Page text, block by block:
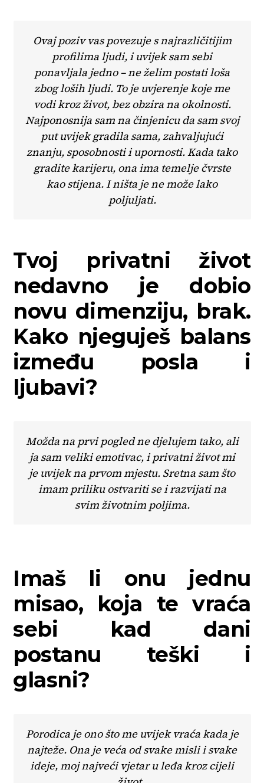
Ovaj poziv vas povezuje s najrazličitijim
profilima ljudi, i uvijek sam sebi
ponavljala jedno – ne želim postati loša
zbog loših ljudi. To je uvjerenje koje me
vodi kroz život, bez obzira na okolnosti.
Najponosnija sam na činjenicu da sam svoj
put uvijek gradila sama, zahvaljujući
znanju, sposobnosti i upornosti. Kada tako
gradite karijeru, ona ima temelje čvrste
kao stijena. I ništa je ne može lako
poljuljati.
Tvoj privatni život
nedavno je dobio
novu dimenziju, brak.
Kako njeguješ balans
između posla i
ljubavi?
Možda na prvi pogled ne djelujem tako, ali
ja sam veliki emotivac, i privatni život mi
je uvijek na prvom mjestu. Sretna sam što
imam priliku ostvariti se i razvijati na
svim životnim poljima.
Imaš li onu jednu
misao, koja te vraća
sebi kad dani
postanu teški i
glasni?
Porodica je ono što me uvijek vraća kada je
najteže. Ona je veća od svake misli i svake
ideje, moj najveći vjetar u leđa kroz cijeli